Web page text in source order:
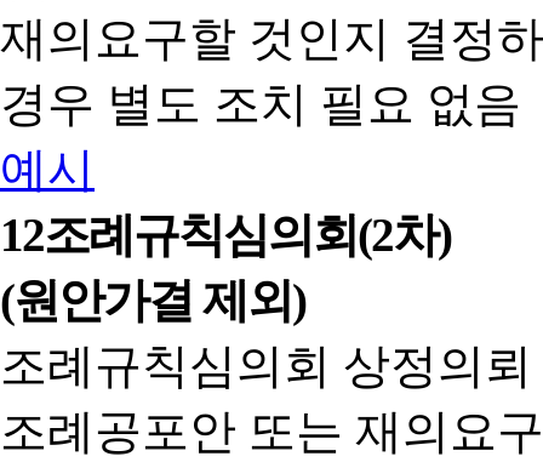
재의요구할 것인지 결정
경우 별도 조치 필요 없음
예시
12조례규칙심의회(2차)
(원안가결 제외)
조례규칙심의회 상정의
조례공포안 또는 재의요